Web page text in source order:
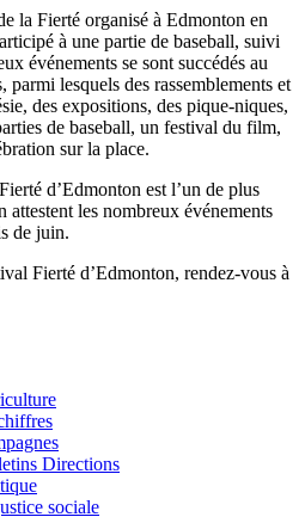
la Fierté organisé à Edmonton en
à une partie de baseball, suivi
événements se sont succédés au
parmi lesquels des rassemblements et
des expositions, des pique-niques,
de baseball, un festival du film,
sur la place.
d’Edmonton est l’un de plus
attestent les nombreux événements
de juin.
Fierté d’Edmonton, rendez-vous à
Directions
sociale